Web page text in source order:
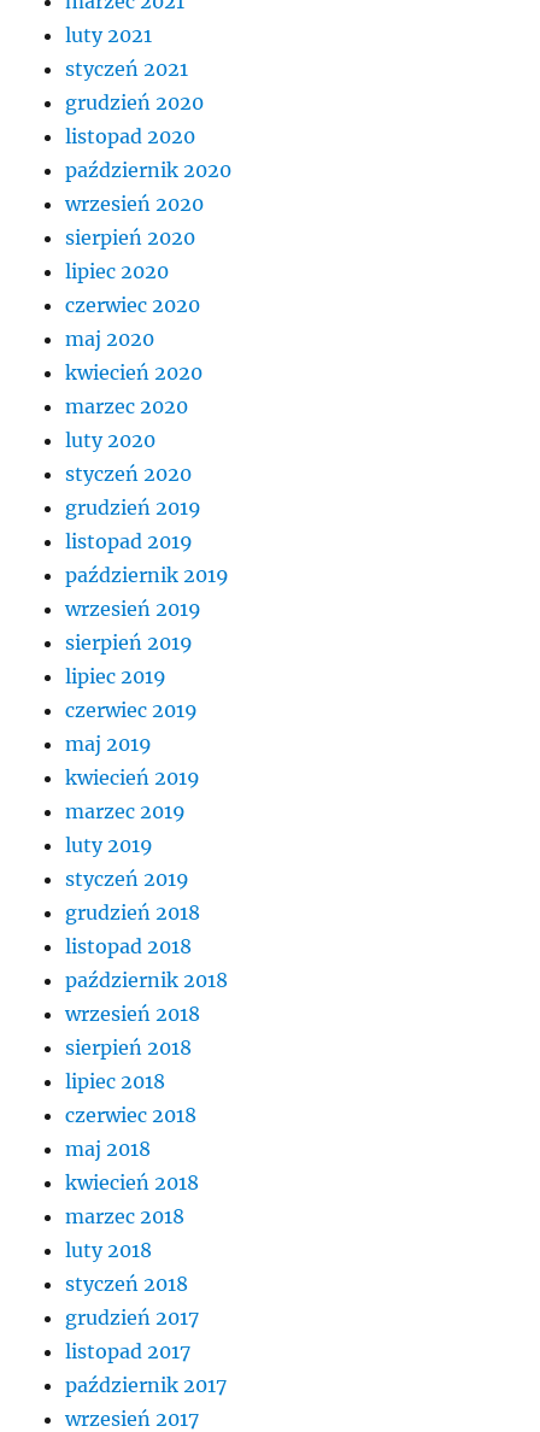
luty 2021
styczeń 2021
grudzień 2020
listopad 2020
październik 2020
wrzesień 2020
sierpień 2020
lipiec 2020
czerwiec 2020
maj 2020
kwiecień 2020
marzec 2020
luty 2020
styczeń 2020
grudzień 2019
listopad 2019
październik 2019
wrzesień 2019
sierpień 2019
lipiec 2019
czerwiec 2019
maj 2019
kwiecień 2019
marzec 2019
luty 2019
styczeń 2019
grudzień 2018
listopad 2018
październik 2018
wrzesień 2018
sierpień 2018
lipiec 2018
czerwiec 2018
maj 2018
kwiecień 2018
marzec 2018
luty 2018
styczeń 2018
grudzień 2017
listopad 2017
październik 2017
wrzesień 2017